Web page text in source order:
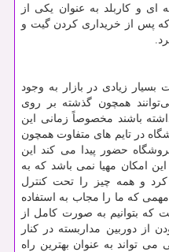
ای و کاربلد به عنوان یکی از
پس از خریداری کردن گیت و
بسیار زیادی در بازار به وجود
همچون گذشته بر روی
باشند مخصوصاً زمانی این
در تایم های متفاوت همچون
حضور پیدا می کند این
امکان مهیا نمی باشد که به
و همه چیز را تحت کنترل
که ما را مجاب به استفاده
که بتوانیم به صورت کامل از
از دوربین مداربسته در کنار
تواند به عنوان بهترین راه